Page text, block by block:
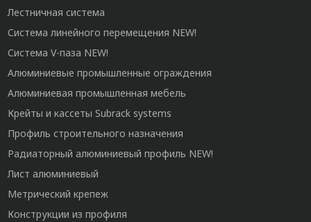
Лестничная система
Система линейного перемещения NEW!
Система V-паза NEW!
Алюминиевые промышленные ограждения
Алюминиевая промышленная мебель
Крейты и кассеты Subrack systems
Профиль строительного назначения
Радиаторный алюминиевый профиль NEW!
Лист алюминиевый
Метрический крепеж
Конструкции из профиля